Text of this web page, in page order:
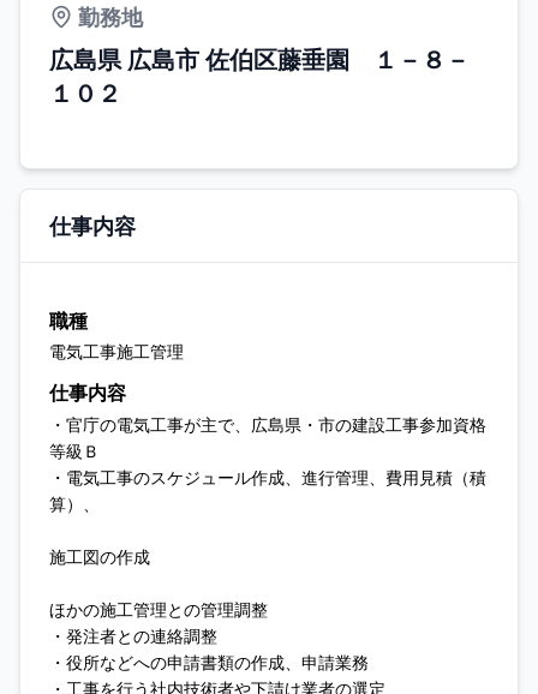
勤務地
広島県 広島市 佐伯区藤垂園 １－８－
１０２
仕事内容
職種
電気工事施工管理
仕事内容
・官庁の電気工事が主で、広島県・市の建設工事参加資格
等級Ｂ
・電気工事のスケジュール作成、進行管理、費用見積（積
算）、
施工図の作成
ほかの施工管理との管理調整
・発注者との連絡調整
・役所などへの申請書類の作成、申請業務
・工事を行う社内技術者や下請け業者の選定